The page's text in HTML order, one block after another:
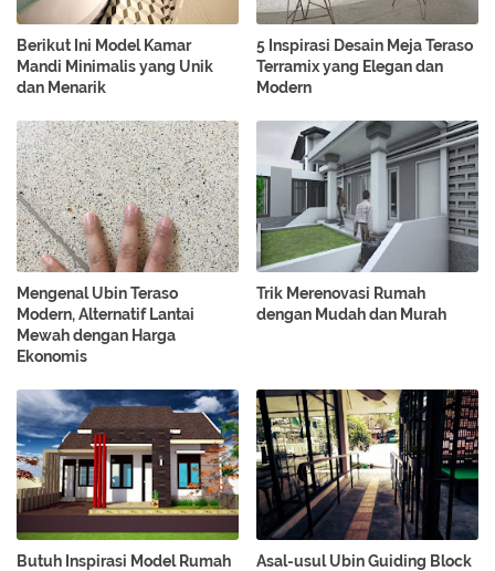
Berikut Ini Model Kamar
Mandi Minimalis yang Unik
dan Menarik
5 Inspirasi Desain Meja Teraso
Terramix yang Elegan dan
Modern
Mengenal Ubin Teraso
Modern, Alternatif Lantai
Mewah dengan Harga
Ekonomis
Trik Merenovasi Rumah
dengan Mudah dan Murah
Butuh Inspirasi Model Rumah
Asal-usul Ubin Guiding Block